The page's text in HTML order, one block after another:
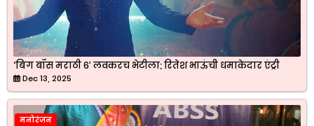
‘बिग बॉस मराठी ६’ लवकरच भेटीला; रितेश भाऊंची धमाकेदार एंट्री
Dec 13, 2025
मनोरंजन